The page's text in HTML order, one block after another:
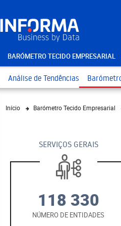
BARÓMETRO TECIDO EMPRESARIAL
Análise de Tendências
Início Barómetro Tecido Empresarial
SERVIÇOS GERAIS
118 330
NÚMERO DE ENTIDADES